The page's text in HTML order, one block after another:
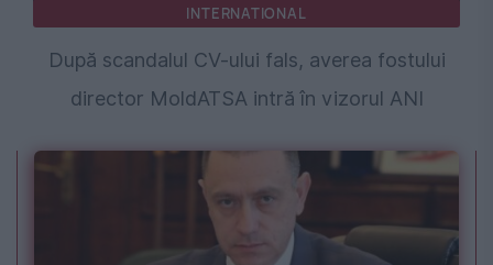
INTERNATIONAL
După scandalul CV-ului fals, averea fostului
director MoldATSA intră în vizorul ANI